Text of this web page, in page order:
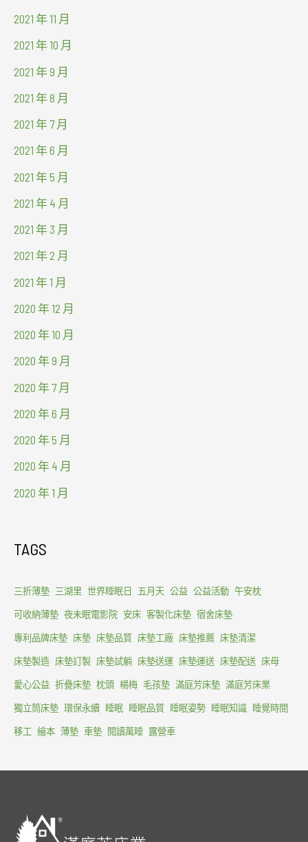
2021 年 11 月
2021 年 10 月
2021 年 9 月
2021 年 8 月
2021 年 7 月
2021 年 6 月
2021 年 5 月
2021 年 4 月
2021 年 3 月
2021 年 2 月
2021 年 1 月
2020 年 12 月
2020 年 10 月
2020 年 9 月
2020 年 7 月
2020 年 6 月
2020 年 5 月
2020 年 4 月
2020 年 1 月
TAGS
三折薄墊 三湖里 世界睡眠日 五月天 公益 公益活動 午安枕
可收納薄墊 夜未眠電影院 安床 客製化床墊 宿舍床墊
專利品牌床墊 床墊 床墊品質 床墊工廠 床墊推薦 床墊清潔
床墊製造 床墊訂製 床墊試躺 床墊送運 床墊運送 床墊配送 床母
愛心公益 折疊床墊 枕頭 楊梅 毛孩墊 滿庭芳床墊 滿庭芳床業
獨立筒床墊 環保永續 睡眠 睡眠品質 睡眠姿勢 睡眠知識 睡覺時間
移工 繪本 薄墊 車墊 閱讀萬睡 露營車